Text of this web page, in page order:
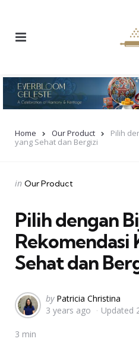
Home Our Product
Pilih
yang Sehat dan Bergizi
Categories
Posted
in Our Product
Pilih dengan
Rekomendasi
Sehat dan
Posted
by
by Patricia Christina
3 years ago
Updated
3 min